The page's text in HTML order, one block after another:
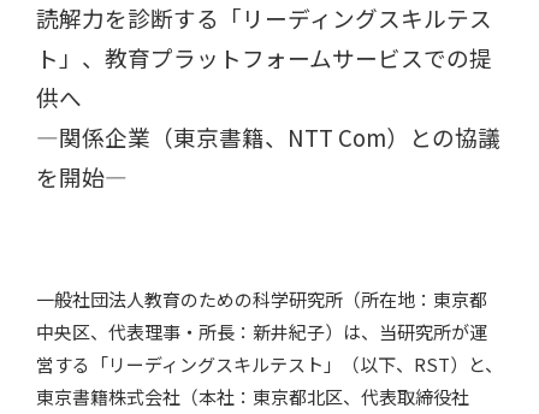
読解力を診断する「リーディングスキルテス
ト」、教育プラットフォームサービスでの提
供へ
―関係企業（東京書籍、NTT Com）との協議
を開始―
一般社団法人教育のための科学研究所（所在地：東京都
中央区、代表理事・所長：新井紀子）は、当研究所が運
営する「リーディングスキルテスト」（以下、RST）と、
東京書籍株式会社（本社：東京都北区、代表取締役社